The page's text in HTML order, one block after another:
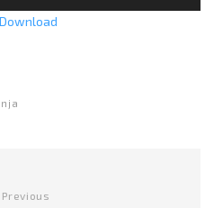
Download
Previous